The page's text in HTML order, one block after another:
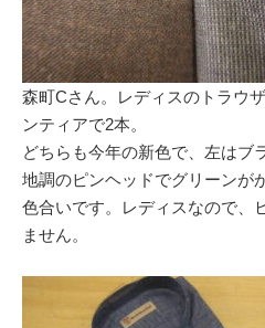
森町Cさん。レディスのトラウ
ンティアで2本。
どちらも今年の新色で、左はブ
地調のピンヘッドでグリーンが
色合いです。レディスなので、
ません。